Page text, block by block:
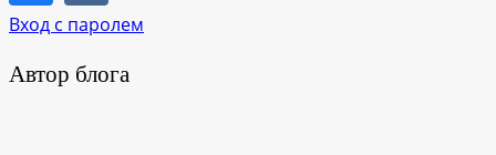
Вход с паролем
Автор блога